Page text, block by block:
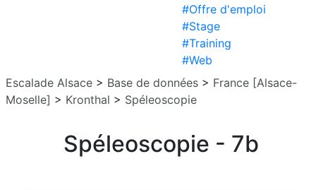
#Offre d'emploi
#Stage
#Training
#Web
Escalade Alsace > Base de données > France [Alsace-
Moselle] > Kronthal > Spéleoscopie
Spéleoscopie - 7b